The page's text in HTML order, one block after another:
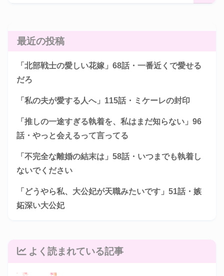
最近の投稿
「北部戦士の愛しい花嫁」68話・一番近くで愛せる
だろ
「私の夫が愛する人へ」115話・ミケーレの封印
「推しの一途すぎる執着を、私はまだ知らない」96
話・やっと会えるって言ってる
「不完全な離婚の結末は」58話・いつまでも執着し
ないでください
「どうやら私、大公妃が天職みたいです」51話・嫉
妬深い大公妃
よく読まれている記事